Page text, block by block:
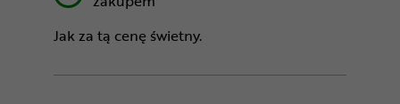
Jak za tą cenę świetny.